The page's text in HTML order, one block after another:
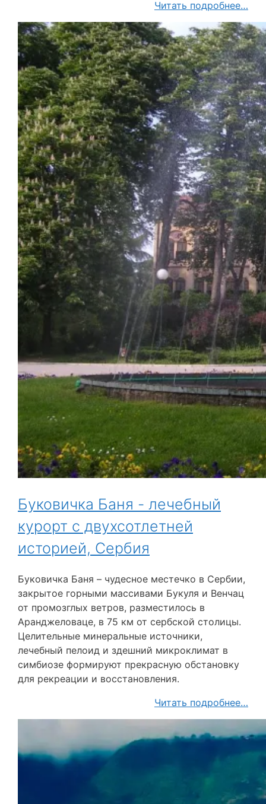
Читать подробнее…
Буковичка Баня - лечебный
курорт с двухсотлетней
историей, Сербия
Буковичка Баня – чудесное местечко в Сербии,
закрытое горными массивами Букуля и Венчац
от промозглых ветров, разместилось в
Аранджеловаце, в 75 км от сербской столицы.
Целительные минеральные источники,
лечебный пелоид и здешний микроклимат в
симбиозе формируют прекрасную обстановку
для рекреации и восстановления.
Читать подробнее…